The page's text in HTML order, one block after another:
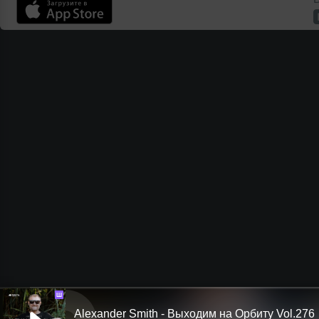
Ш
Alexander Smith - Выходим на Орбиту Vol.276